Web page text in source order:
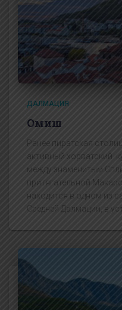
ДАЛМАЦИЯ
Омиш
Ранее пиратская
активный хорватский
между знаменитым
притягательной
находится в одном из
Средней Далмации, в